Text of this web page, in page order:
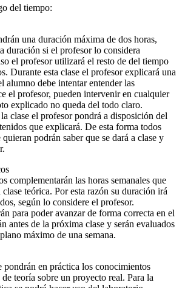
del tiempo:
una duración máxima de dos horas,
duración si el profesor lo considera
el profesor utilizará el resto de del tiempo
Durante esta clase el profesor explicará una
alumno debe intentar entender las
el profesor, pueden intervenir en cualquier
explicado no queda del todo claro.
clase el profesor pondrá a disposición del
que explicará. De esta forma todos
podrán saber que se dará a clase y
complementarán las horas semanales que
clase teórica. Por esta razón su duración irá
según lo considere el profesor.
para poder avanzar de forma correcta en el
antes de la próxima clase y serán evaluados
máximo de una semana.
pondrán en práctica los conocimientos
teoría sobre un proyecto real. Para la